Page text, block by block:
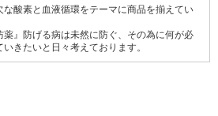
な酸素と血液循環をテーマに商品を揃えてい
薬』防げる病は未然に防ぐ、その為に何が必
きたいと日々考えております。